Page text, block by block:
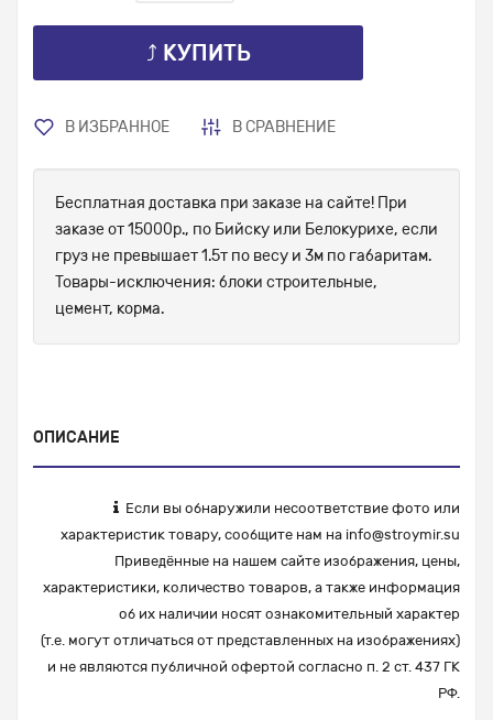
⤴ КУПИТЬ
В ИЗБРАННОЕ В СРАВНЕНИЕ
Бесплатная доставка при заказе на сайте! При
заказе от 15000р., по Бийску или Белокурихе, если
груз не превышает 1.5т по весу и 3м по габаритам.
Товары-исключения: блоки строительные,
цемент, корма.
ОПИСАНИЕ
Если вы обнаружили несоответствие фото или
характеристик товару, сообщите нам на info@stroymir.su
Приведённые на нашем сайте изображения, цены,
характеристики, количество товаров, а также информация
об их наличии носят ознакомительный характер
(т.е. могут отличаться от представленных на изображениях)
и не являются публичной офертой согласно п. 2 ст. 437 ГК
РФ.